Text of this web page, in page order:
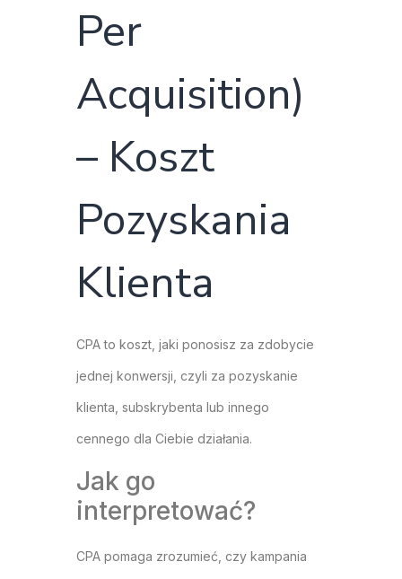
Per
Acquisition)
– Koszt
Pozyskania
Klienta
CPA to koszt, jaki ponosisz za zdobycie
jednej konwersji, czyli za pozyskanie
klienta, subskrybenta lub innego
cennego dla Ciebie działania.
Jak go
interpretować?
CPA pomaga zrozumieć, czy kampania